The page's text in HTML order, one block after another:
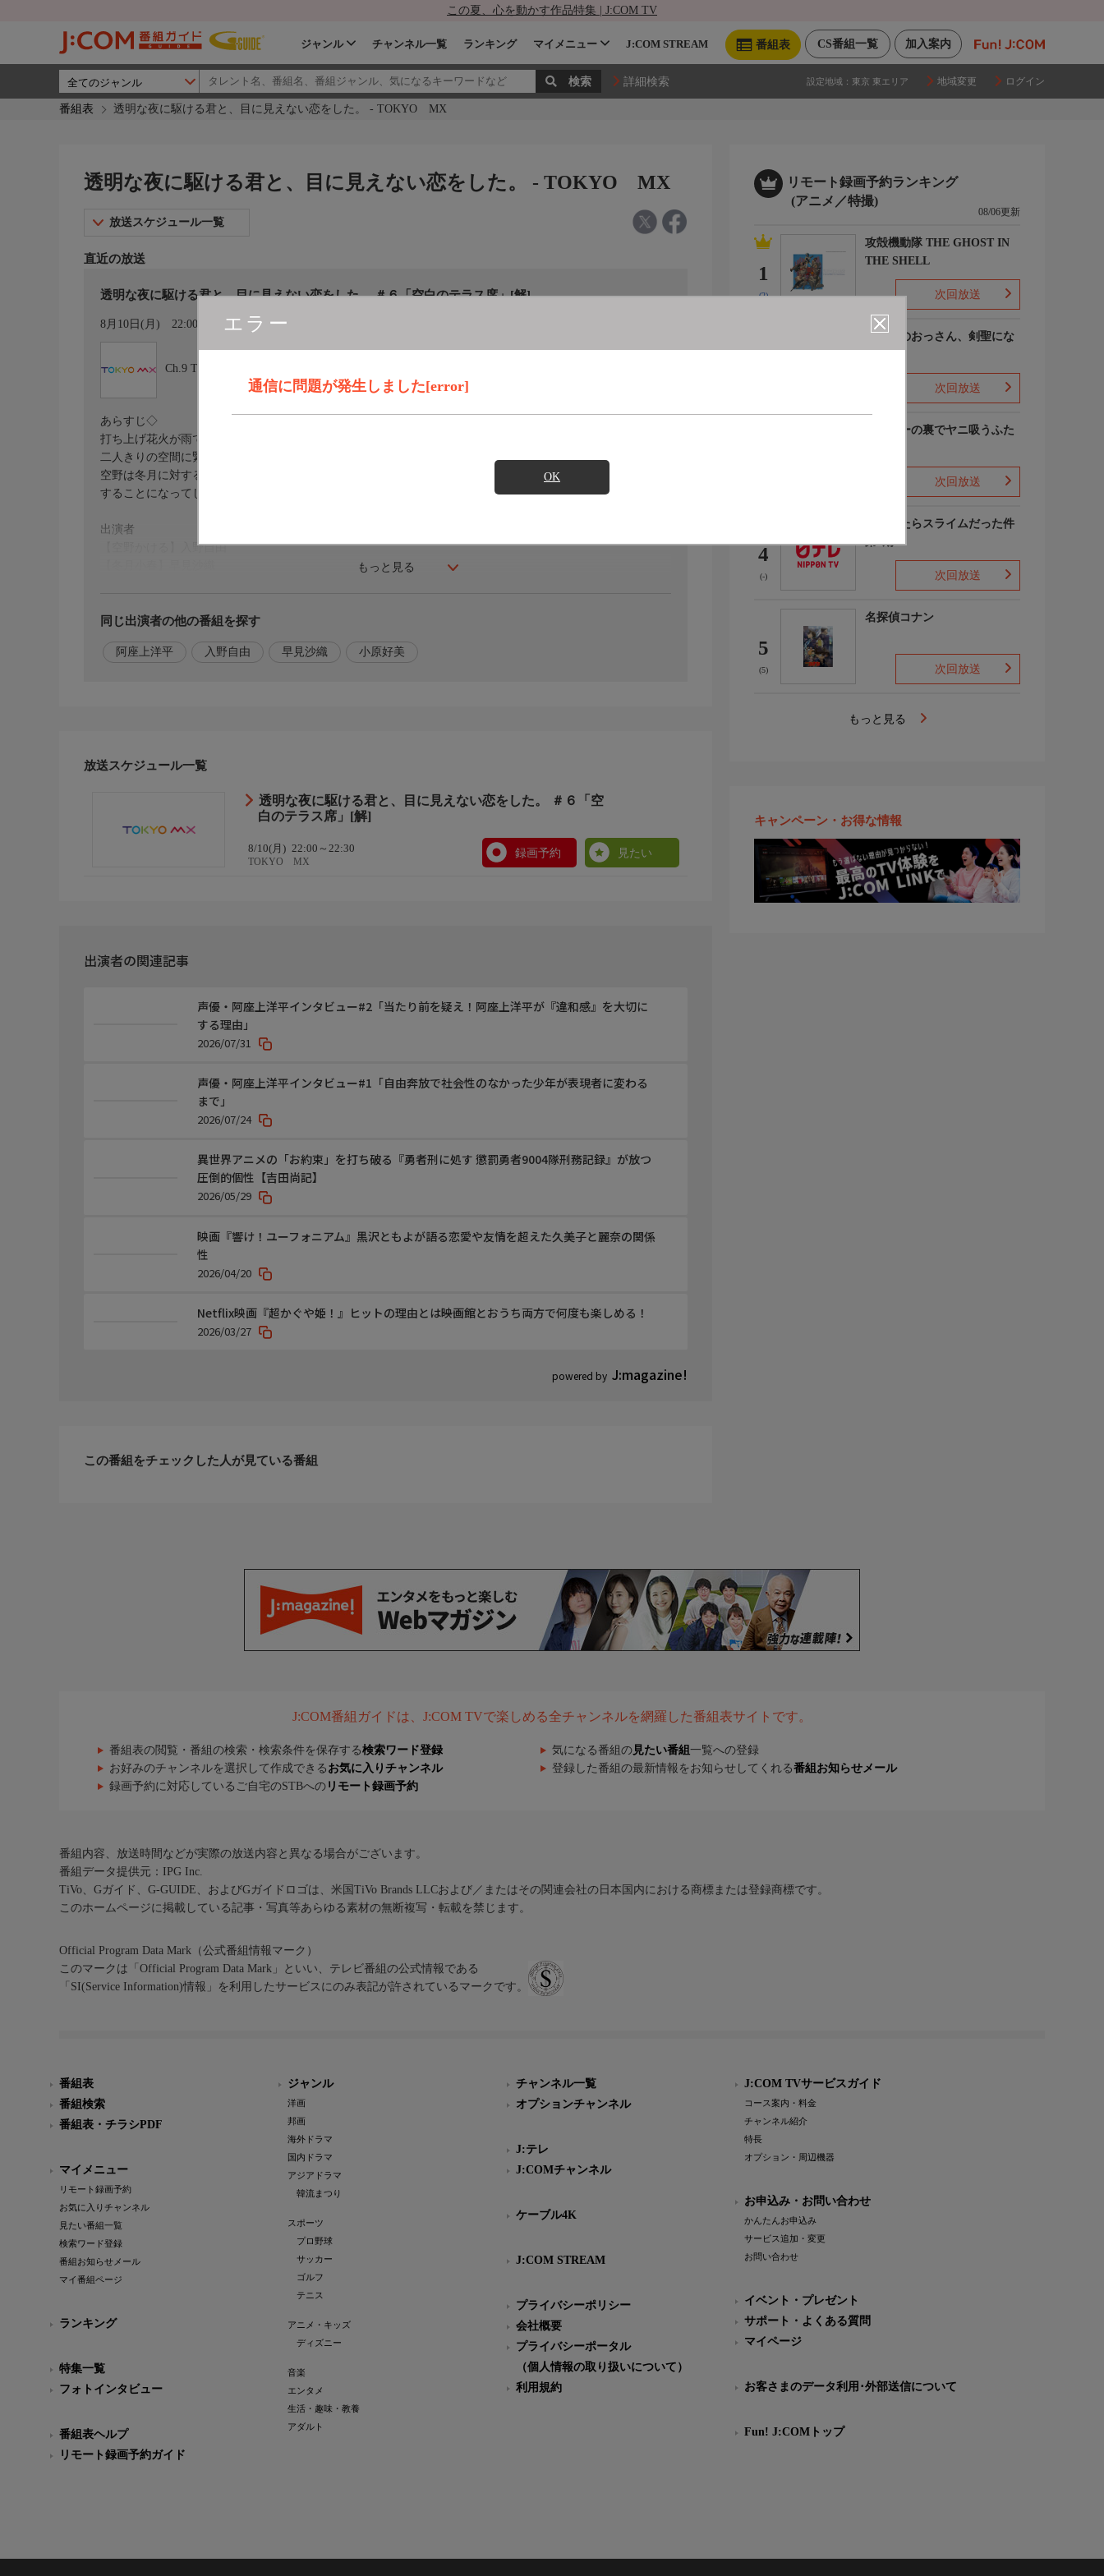
この夏、心を動かす作品特集 | J:COM TV
加入案内
CS番組一覧
番組表
ジャンル チャンネル一覧 ランキング マイメニュー J:COM STREAM
詳細検索 設定地域： 東京 東エリア 地域変更 ログイン
番組表 透明な夜に駆ける君と、目に見えない恋をした。 - TOKYO MX
エラー
通信に問題が発生しました[error]
OK
透明な夜に駆ける君と、目に見えない恋をした。 - TOKYO MX
放送スケジュール一覧
直近の放送
透明な夜に駆ける君と、目に見えない恋をした。 ＃６「空白のテラス席」[解]
8月10日(月) 22:00〜22:30 カレンダー登録
Ch.9 TOKYO MX
もっと見る
あらすじ◇
打ち上げ花火が雨で中止になり、空野は雨宿りのために冬月を寮の部屋に招く。
二人きりの空間に緊張する空野だったが、タイミング良く雨が弱まり冬月を家まで送ることにする。
空野は冬月に対する気持ちの整理が付かないことを鳴海と早瀬に聞いてもらい、その流れで告白の予行練習を
することになってしまう。
出演者
【空野かける】入野自由
同じ出演者の他の番組を探す
阿座上洋平 入野自由 早見沙織 小原好美
放送スケジュール一覧
透明な夜に駆ける君と、目に見えない恋をした。 ＃６「空
白のテラス席」[解]
8/10(月) 22:00～22:30
TOKYO MX
録画予約 見たい
出演者の関連記事
powered by J:magazine!
声優・阿座上洋平インタビュー#2「当たり前を疑え！阿座上洋平が『違和感』を大切に
する理由」
2026/07/31
声優・阿座上洋平インタビュー#1「自由奔放で社会性のなかった少年が表現者に変わる
まで」
2026/07/24
異世界アニメの「お約束」を打ち破る『勇者刑に処す 懲罰勇者9004隊刑務記録』が放つ
圧倒的個性【吉田尚記】
2026/05/29
映画『響け！ユーフォニアム』黒沢ともよが語る恋愛や友情を超えた久美子と麗奈の関係
性
2026/04/20
Netflix映画『超かぐや姫！』ヒットの理由とは――映画館とおうち両方で何度も楽しめる！
2026/03/27
この番組をチェックした人が見ている番組
リモート録画予約ランキング
(アニメ／特撮)
08/06更新
1
(2)
攻殻機動隊 THE GHOST IN
THE SHELL
次回放送
片田舎のおっさん、剣聖にな
次回放送
スーパーの裏でヤニ吸うふた
次回放送
4
(-)
転生したらスライムだった件
第4期
次回放送
5
(5)
名探偵コナン
次回放送
もっと見る
キャンペーン・お得な情報
J:COM番組ガイドは、J:COM TVで楽しめる全チャンネルを網羅した番組表サイトです。
番組表の閲覧・番組の検索・検索条件を保存する検索ワード登録 気になる番組の 見たい番組 一覧への登録
お好みのチャンネルを選択して作成できる お気に入りチャンネル 登録した番組の最新情報をお知らせしてくれる番組お知らせメール
録画予約に対応しているご自宅のSTBへの リモート録画予約
番組内容、放送時間などが実際の放送内容と異なる場合がございます。
番組データ提供元：IPG Inc.
TiVo、Gガイド、G-GUIDE、およびGガイドロゴは、米国TiVo Brands LLCおよび／またはその関連会社の日本国内における商標または登録商標です。
このホームページに掲載している記事・写真等あらゆる素材の無断複写・転載を禁じます。
Official Program Data Mark（公式番組情報マーク）
このマークは「Official Program Data Mark」といい、テレビ番組の公式情報である
「SI(Service Information)情報」を利用したサービスにのみ表記が許されているマークです。
番組表
番組検索
番組表・チラシPDF
マイメニュー
リモート録画予約
お気に入りチャンネル
見たい番組一覧
検索ワード登録
番組お知らせメール
マイ番組ページ
ランキング
特集一覧
フォトインタビュー
番組表ヘルプ
リモート録画予約ガイド
ジャンル
洋画
邦画
海外ドラマ
国内ドラマ
アジアドラマ
韓流まつり
スポーツ
プロ野球
サッカー
ゴルフ
テニス
アニメ・キッズ
ディズニー
音楽
エンタメ
生活・趣味・教養
アダルト
チャンネル一覧
オプションチャンネル
J:テレ
J:COMチャンネル
ケーブル4K
J:COM STREAM
プライバシーポリシー
会社概要
プライバシーポータル
（個人情報の取り扱いについて）
利用規約
J:COM TVサービスガイド
コース案内・料金
チャンネル紹介
特長
オプション・周辺機器
お申込み・お問い合わせ
かんたんお申込み
サービス追加・変更
お問い合わせ
イベント・プレゼント
サポート・よくある質問
マイページ
お客さまのデータ利用･外部送信について
Fun! J:COMトップ